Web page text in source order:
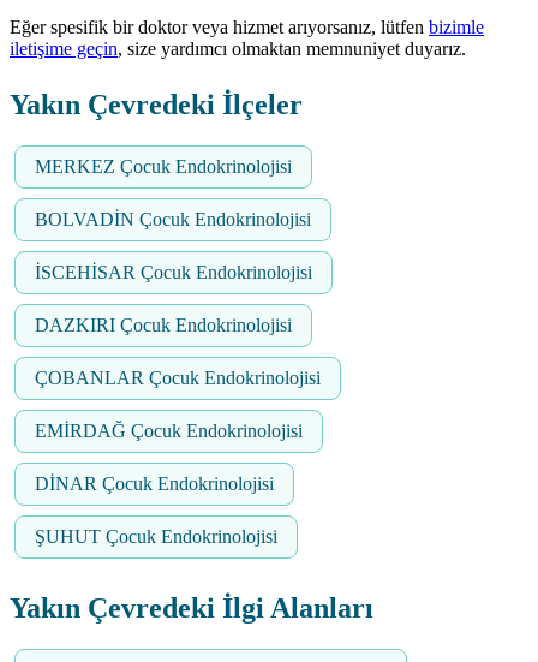
Eğer spesifik bir doktor veya hizmet arıyorsanız, lütfen bizimle
iletişime geçin, size yardımcı olmaktan memnuniyet duyarız.
Yakın Çevredeki İlçeler
MERKEZ Çocuk Endokrinolojisi
BOLVADİN Çocuk Endokrinolojisi
İSCEHİSAR Çocuk Endokrinolojisi
DAZKIRI Çocuk Endokrinolojisi
ÇOBANLAR Çocuk Endokrinolojisi
EMİRDAĞ Çocuk Endokrinolojisi
DİNAR Çocuk Endokrinolojisi
ŞUHUT Çocuk Endokrinolojisi
Yakın Çevredeki İlgi Alanları